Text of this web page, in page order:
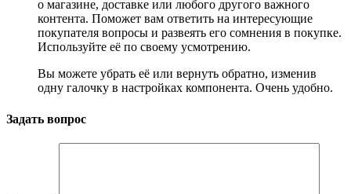
о магазине, доставке или любого другого важного
контента. Поможет вам ответить на интересующие
покупателя вопросы и развеять его сомнения в покупке.
Используйте её по своему усмотрению.
Вы можете убрать её или вернуть обратно, изменив
одну галочку в настройках компонента. Очень удобно.
Задать вопрос